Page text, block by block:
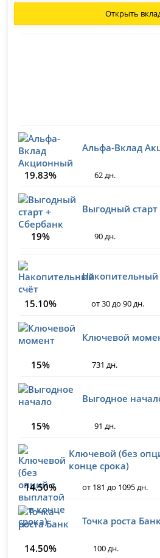
Открыть
Альфа-Вклад
19.83% 62 дн.
Выгодный
19% 90 дн.
Накопительный
15.10% от 30 до 90 дн.
Ключевой
15% 731 дн.
Выгодное
15% 91 дн.
Ключевой (без
конце срока)
14.50%
от 181 до 1095 дн.
Точка роста Банк
14.50% 100 дн.